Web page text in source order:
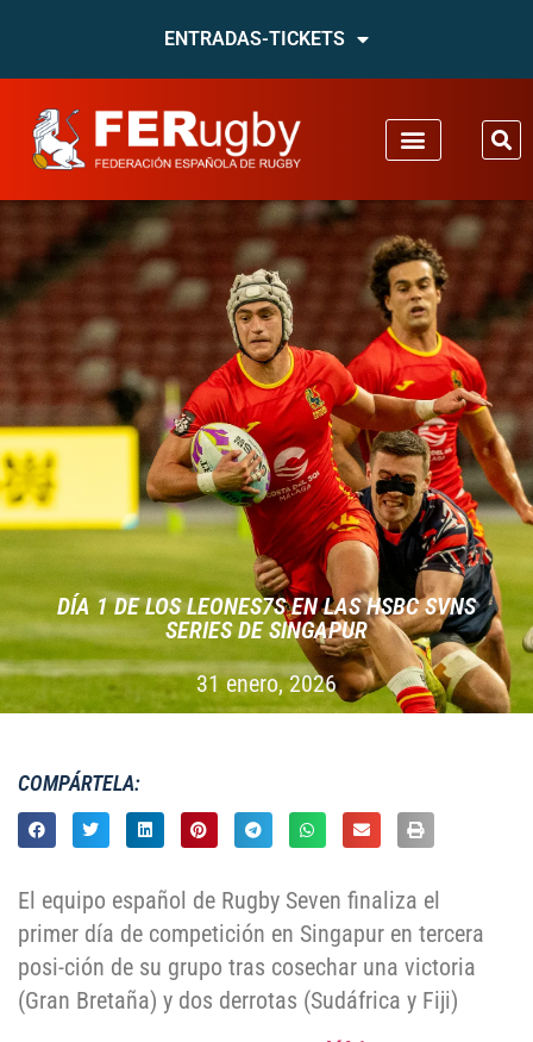
ENTRADAS-TICKETS
DÍA 1 DE LOS LEONES7S EN LAS HSBC SVNS
SERIES DE SINGAPUR
31 enero, 2026
COMPÁRTELA:
El equipo español de Rugby Seven finaliza el
primer día de competición en Singapur en tercera
posi-ción de su grupo tras cosechar una victoria
(Gran Bretaña) y dos derrotas (Sudáfrica y Fiji)